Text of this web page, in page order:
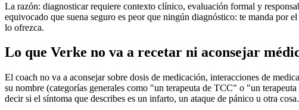
La razón: diagnosticar requiere contexto clínico, evaluación formal y
equivocado que suena seguro es peor que ningún diagnóstico: te manda por
lo ofrezca.
Lo que Verke no va a recetar ni aconsejar
El coach no va a aconsejar sobre dosis de medicación, interacciones de
su nombre (categorías generales como "un terapeuta de TCC" o "un
decir si el síntoma que describes es un infarto, un ataque de pánico u otra cosa.